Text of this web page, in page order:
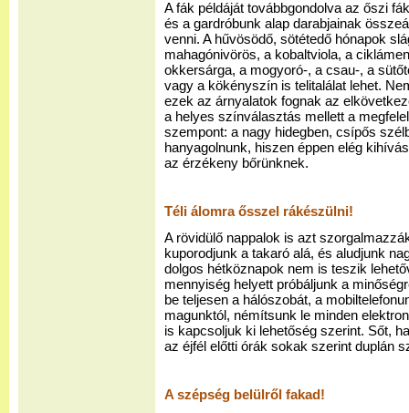
A fák példáját továbbgondolva az őszi
és a gardróbunk alap darabjainak
venni. A hűvösödő, sötétedő hónapok
mahagónivörös, a kobaltviola, a
okkersárga, a mogyoró-, a csau-, a
vagy a kökényszín is telitalálat lehet.
ezek az árnyalatok fognak az
a helyes színválasztás mellett a
szempont: a nagy hidegben, csípős
hanyagolnunk, hiszen éppen elég
az érzékeny bőrünknek.
Téli álomra ősszel rákészülni!
A rövidülő nappalok is azt
kuporodjunk a takaró alá, és aludjunk
dolgos hétköznapok nem is teszik
mennyiség helyett próbáljunk a
be teljesen a hálószobát, a
magunktól, némítsunk le minden
is kapcsoljuk ki lehetőség szerint. Sőt,
az éjfél előtti órák sokak szerint duplán
A szépség belülről fakad!